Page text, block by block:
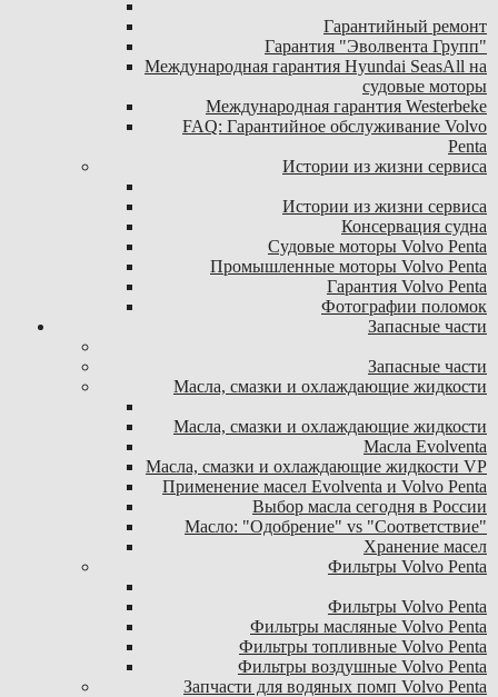
Гарантийный ремонт
Гарантия "Эволвента Групп"
Международная гарантия Hyundai SeasAll на
судовые моторы
Международная гарантия Westerbeke
FAQ: Гарантийное обслуживание Volvo
Penta
Истории из жизни сервиса
Истории из жизни сервиса
Консервация судна
Судовые моторы Volvo Penta
Промышленные моторы Volvo Penta
Гарантия Volvo Penta
Фотографии поломок
Запасные части
Запасные части
Масла, смазки и охлаждающие жидкости
Масла, смазки и охлаждающие жидкости
Масла Evolventa
Масла, смазки и охлаждающие жидкости VP
Применение масел Evolventa и Volvo Penta
Выбор масла сегодня в России
Масло: "Одобрение" vs "Соответствие"
Хранение масел
Фильтры Volvo Penta
Фильтры Volvo Penta
Фильтры масляные Volvo Penta
Фильтры топливные Volvo Penta
Фильтры воздушные Volvo Penta
Запчасти для водяных помп Volvo Penta